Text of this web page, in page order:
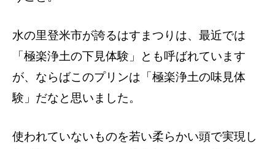
水の里登米市が誇るはすまつりは、最近では
「極楽浄土の下見体験」とも呼ばれています
が、ならばこのプリンは「極楽浄土の味見体
験」だなと思いました。
使われていないものを若い柔らかい頭で実現し